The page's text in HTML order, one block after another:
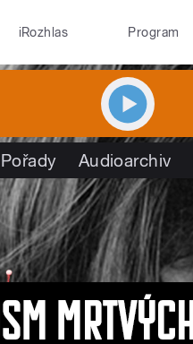
iRozhlas Program
Pořady Audioarchiv